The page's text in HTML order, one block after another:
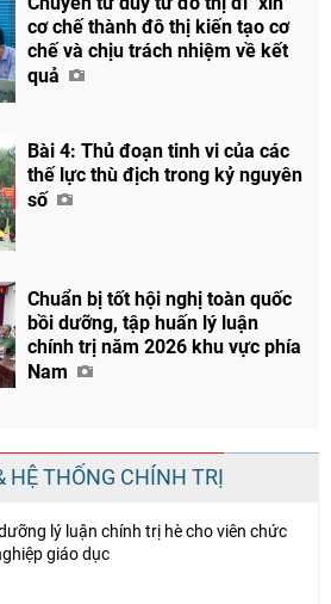
cơ chế thành đô thị kiến tạo cơ
chế và chịu trách nhiệm về kết
quả
Bài 4: Thủ đoạn tinh vi của các
thế lực thù địch trong kỷ nguyên
số
Chuẩn bị tốt hội nghị toàn quốc
bồi dưỡng, tập huấn lý luận
chính trị năm 2026 khu vực phía
Nam
HỆ THỐNG CHÍNH TRỊ
lý luận chính trị hè cho viên chức
giáo dục